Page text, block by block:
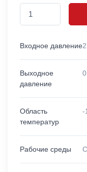
Входное давление
Выходное
давление
Область
температур
-
Рабочие среды